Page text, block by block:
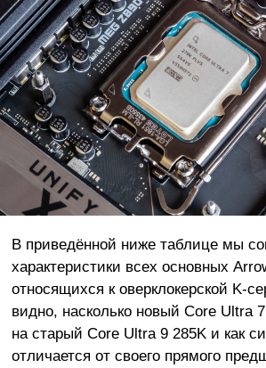
В приведённой ниже таблице мы
характеристики всех основных
относящихся к оверклокерской K-
видно, насколько новый Core Ultra
на старый Core Ultra 9 285K и как
отличается от своего прямого